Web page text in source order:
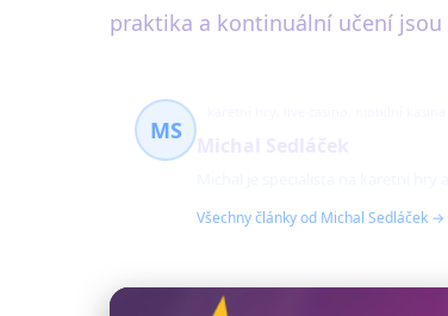
praktika a kontinuální učení
MS
Všechny články od Michal Sedláček →